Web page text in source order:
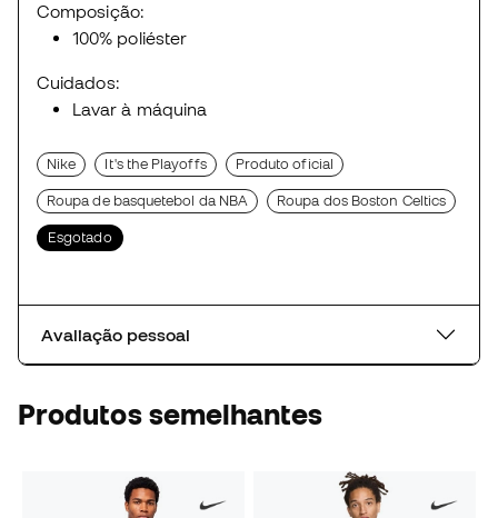
Composição:
100% poliéster
Cuidados:
Lavar à máquina
Nike It's the Playoffs Produto oficial
Roupa de basquetebol da NBA Roupa dos Boston Celtics
Esgotado
Avaliação pessoal
Produtos semelhantes